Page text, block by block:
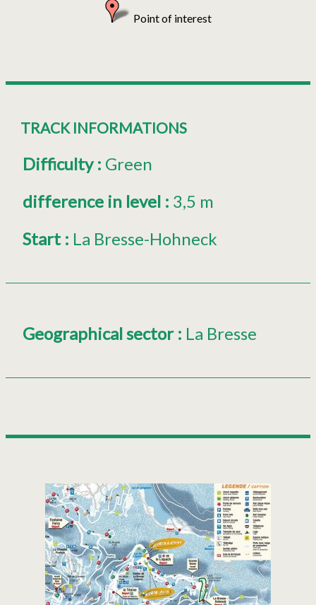
Point of interest
TRACK INFORMATIONS
Difficulty: Green
difference in level : 3,5 m
Start : La Bresse-Hohneck
Geographical sector : La Bresse